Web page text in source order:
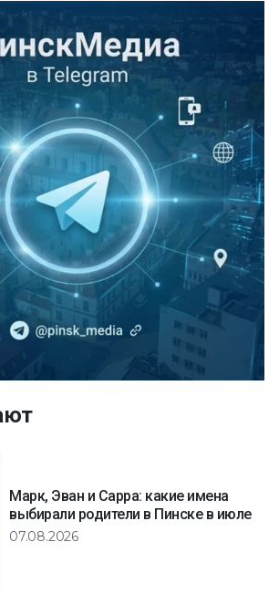
Марк, Эван и Сарра: какие имена
выбирали родители в Пинске в июле
07.08.2026